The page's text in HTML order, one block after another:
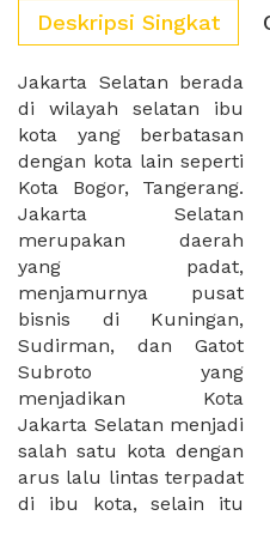
Deskripsi Singkat
Jakarta Selatan berada
di wilayah selatan ibu
kota yang berbatasan
dengan kota lain seperti
Kota Bogor, Tangerang.
Jakarta Selatan
merupakan daerah
yang padat,
menjamurnya pusat
bisnis di Kuningan,
Sudirman, dan Gatot
Subroto yang
menjadikan Kota
Jakarta Selatan menjadi
salah satu kota dengan
arus lalu lintas terpadat
di ibu kota, selain itu
terdapatnya fasilitas
yang sangat lengkap
juga membuat daerah
Jakarta Selatan sangat
prestisius untuk usaha
anda. XWORK
menawarkan sewa
kantor Jakarta Selatan,
coworking space di
Jakarta Selatan, ruang
meeting jakarta selatan,
meeting room jakarta
selatan, sewa virtual
office jakarta selatan
dan juga meeting